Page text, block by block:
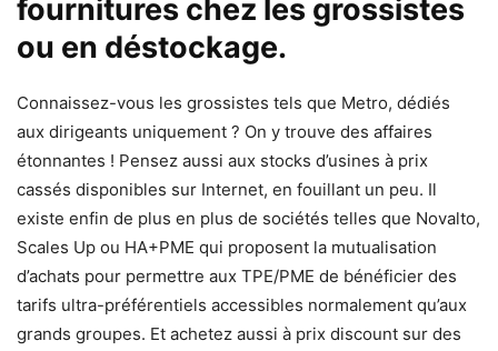
fournitures chez les grossistes
ou en déstockage.
Connaissez-vous les grossistes tels que Metro, dédiés
aux dirigeants uniquement ? On y trouve des affaires
étonnantes ! Pensez aussi aux stocks d’usines à prix
cassés disponibles sur Internet, en fouillant un peu. Il
existe enfin de plus en plus de sociétés telles que Novalto,
Scales Up ou HA+PME qui proposent la mutualisation
d’achats pour permettre aux TPE/PME de bénéficier des
tarifs ultra-préférentiels accessibles normalement qu’aux
grands groupes. Et achetez aussi à prix discount sur des